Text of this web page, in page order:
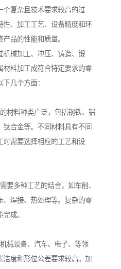
个复杂且技术要求较高的过
性、加工工艺、设备精度和环
品的性能和质量。
机械加工、冲压、铸造、锻
材料加工成符合特定要求的零
几个方面：
材料种类广泛，包括钢铁、铝
钛合金等。不同材料具有不同
时需要选择相应的工艺和设
要多种工艺的结合，如车削、
、焊接、热处理等。复杂的零
成。
械设备、汽车、电子、等领
洁度和形位公差要求较高。加